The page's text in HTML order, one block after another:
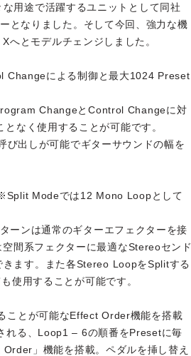
用途で活躍するユニットとして同社
となりました。そして今回、強力な機
とモデルチェンジしました。
Changeによる制御と最大1024 Preset
ChangeとControl Changeに対
なく使用することが可能です。
出しが可能でギターサウンドの幅を
Modeでは12 Mono Loopとして
ーンは通常のギターエフェクターを接
間系フェクターに最適なStereoセンド
きます。また各Stereo LoopをSplitする
使用することが可能です。
ことが可能なEffect Order機能を搭載
れる、Loop1 – 6の順番をPresetに毎
」機能を搭載。ペダルを挿し替え